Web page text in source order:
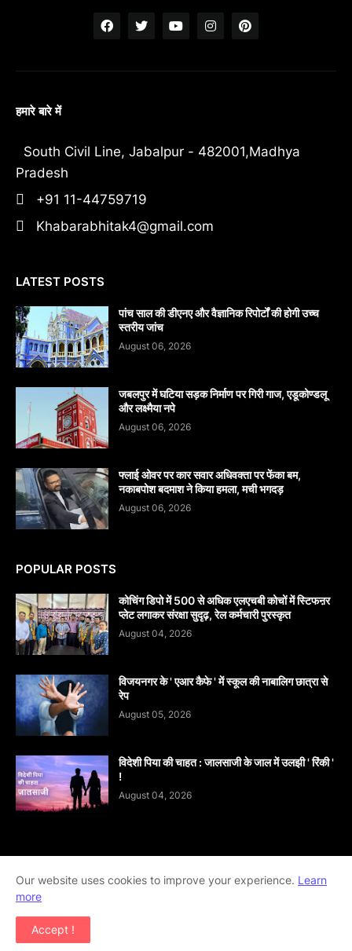
हमारे बारे में
South Civil Line, Jabalpur - 482001,Madhya
Pradesh
+91 11-44759719
Khabarabhitak4@gmail.com
LATEST POSTS
पांच साल की डीएनए और वैज्ञानिक रिपोर्टों की होगी उच्च
स्तरीय जांच
August 06, 2026
जबलपुर में घटिया सड़क निर्माण पर गिरी गाज, एडूकोण्डलू
और लक्ष्मैया नपे
August 06, 2026
फ्लाई ओवर पर कार सवार अधिवक्ता पर फेंका बम,
नकाबपोश बदमाश ने किया हमला, मची भगदड़
August 06, 2026
POPULAR POSTS
कोचिंग डिपो में 500 से अधिक एलएचबी कोचों में स्टिफऩर
प्लेट लगाकर संरक्षा सुदृढ़, रेल कर्मचारी पुरस्कृत
August 04, 2026
विजयनगर के ' एआर कैफे ' में स्कूल की नाबालिग छात्रा से
रेप
August 05, 2026
विदेशी पिया की चाहत : जालसाजी के जाल में उलझी ' रिंकी '
!
August 04, 2026
Home About contact-us
Disclaimer
Our website uses cookies to improve your experience. Learn
more
Accept !